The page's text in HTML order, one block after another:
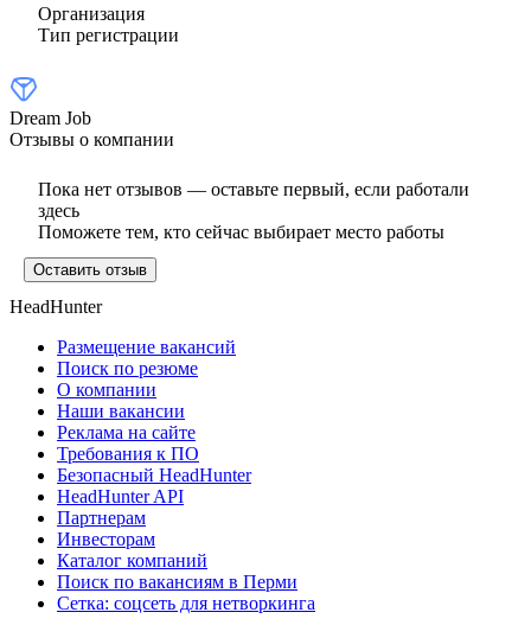
Организация
Тип регистрации
Dream Job
Отзывы о компании
Пока нет отзывов — оставьте первый, если работали
здесь
Поможете тем, кто сейчас выбирает место работы
Оставить отзыв
HeadHunter
Размещение вакансий
Поиск по резюме
О компании
Наши вакансии
Реклама на сайте
Требования к ПО
Безопасный HeadHunter
HeadHunter API
Партнерам
Инвесторам
Каталог компаний
Поиск по вакансиям в Перми
Сетка: соцсеть для нетворкинга